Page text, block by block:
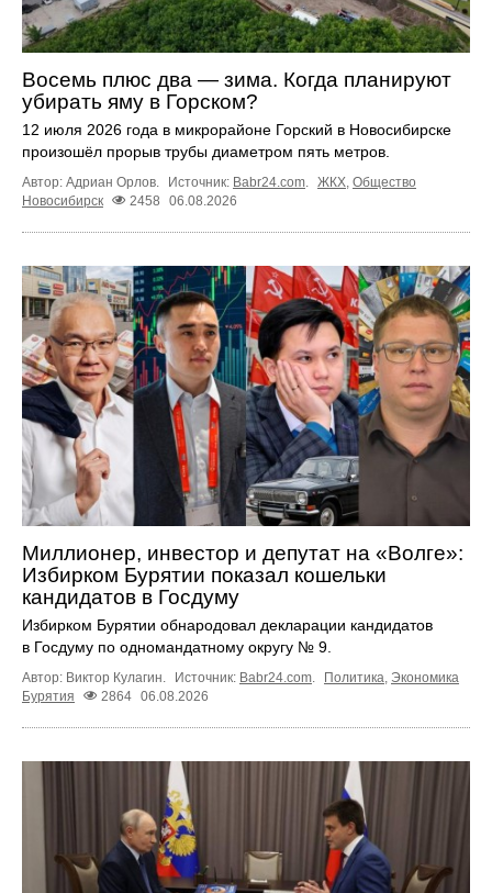
Восемь плюс два — зима. Когда планируют
убирать яму в Горском?
12 июля 2026 года в микрорайоне Горский в Новосибирске
произошёл прорыв трубы диаметром пять метров.
Автор: Адриан Орлов. Источник: Babr24.com. ЖКХ, Общество
Новосибирск
2458 06.08.2026
Миллионер, инвестор и депутат на «Волге»:
Избирком Бурятии показал кошельки
кандидатов в Госдуму
Избирком Бурятии обнародовал декларации кандидатов
в Госдуму по одномандатному округу № 9.
Автор: Виктор Кулагин. Источник: Babr24.com Политика Экономика
Бурятия
2864 06.08.2026